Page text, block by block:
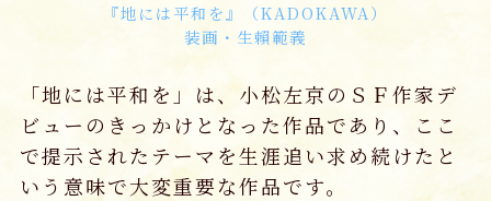
『地には平和を』（KADOKAWA）
装画・生賴範義
「地には平和を」は、小松左京のＳＦ作家デ
ビューのきっかけとなった作品であり、ここ
で提示されたテーマを生涯追い求め続けたと
いう意味で大変重要な作品です。